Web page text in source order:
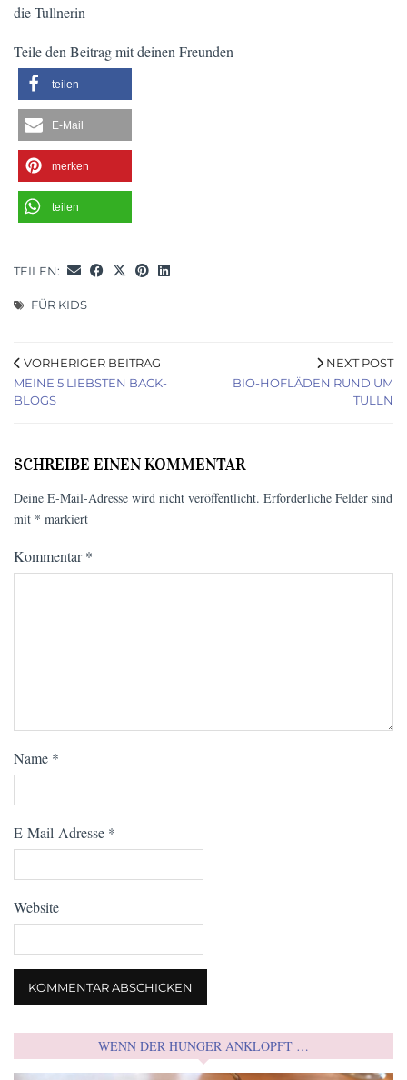
die Tullnerin
Teile den Beitrag mit deinen Freunden
teilen
E-Mail
merken
teilen
TEILEN:
FÜR KIDS
VORHERIGER BEITRAG
MEINE 5 LIEBSTEN BACK-
BLOGS
NEXT POST
BIO-HOFLÄDEN RUND UM
TULLN
SCHREIBE EINEN KOMMENTAR
Deine E-Mail-Adresse wird nicht veröffentlicht. Erforderliche Felder sind
mit * markiert
Kommentar*
Name *
E-Mail-Adresse *
Website
WENN DER HUNGER ANKLOPFT …